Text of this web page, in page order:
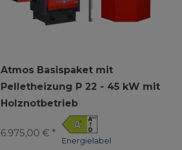
Atmos Basispaket mit
Pelletheizung P 22 - 45 kW mit
Holznotbetrieb
Energielabel
6.975,00 € *